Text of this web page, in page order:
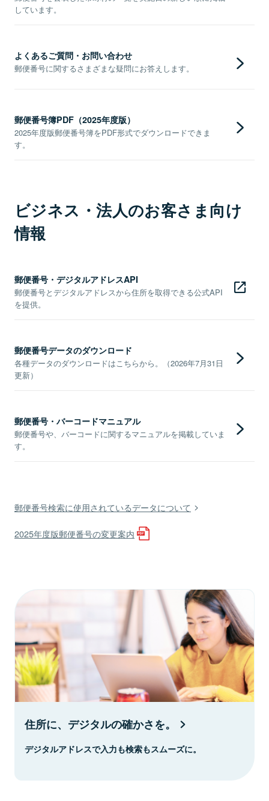
しています。
よくあるご質問・お問い合わせ
郵便番号に関するさまざまな疑問にお答えします。
郵便番号簿PDF（2025年度版）
2025年度版郵便番号簿をPDF形式でダウンロードできま
す。
ビジネス・法人のお客さま向け
情報
郵便番号・デジタルアドレスAPI
郵便番号とデジタルアドレスから住所を取得できる公式API
を提供。
郵便番号データのダウンロード
各種データのダウンロードはこちらから。（2026年7月31日
更新）
郵便番号・バーコードマニュアル
郵便番号や、バーコードに関するマニュアルを掲載していま
す。
郵便番号検索に使用されているデータについて
2025年度版郵便番号の変更案内
住所に、デジタルの確かさを。
デジタルアドレスで入力も検索もスムーズに。